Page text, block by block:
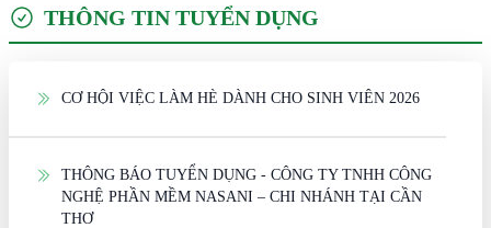
THÔNG TIN TUYỂN DỤNG
CƠ HỘI VIỆC LÀM HÈ DÀNH CHO SINH VIÊN 2026
THÔNG BÁO TUYỂN DỤNG - CÔNG TY TNHH CÔNG
NGHỆ PHẦN MỀM NASANI – CHI NHÁNH TẠI CẦN
THƠ